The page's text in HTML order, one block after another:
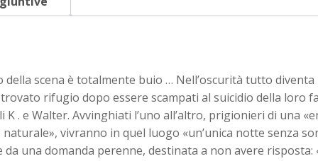
scena è totalmente buio … Nell’oscurità tutto
rifugio dopo essere scampati al suicidio della loro
. e Walter. Avvinghiati l’uno all’altro, prigionieri di una
vivranno in quel luogo «un’unica notte senza
una domanda perenne, destinata a non avere risposta: